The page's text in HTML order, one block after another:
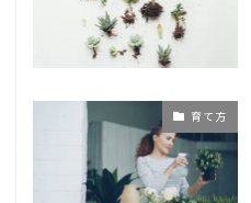
育て方